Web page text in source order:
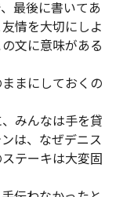
最後に書いてあ
情を大切にしよ
文に意味がある
まにしておくの
みんなは手を貸
は、なぜデニス
テーキは大変固